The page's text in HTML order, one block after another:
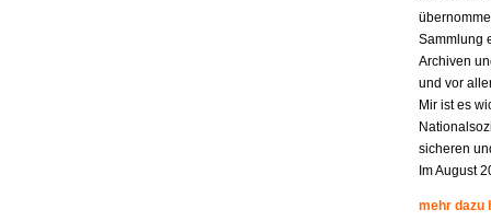
Sammlung
Archiven
und vor
Mir ist es
sicheren
Im August
mehr dazu